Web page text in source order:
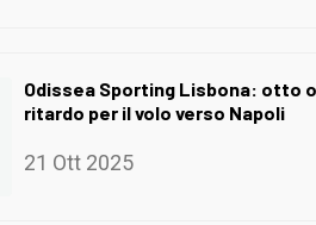
Odissea Sporting Lisbona: otto
ritardo per il volo verso Napoli
21 Ott 2025